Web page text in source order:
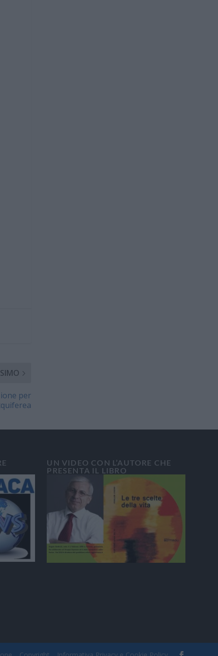
per
UN VIDEO CON L’AUTORE CHE
PRESENTA IL LIBRO